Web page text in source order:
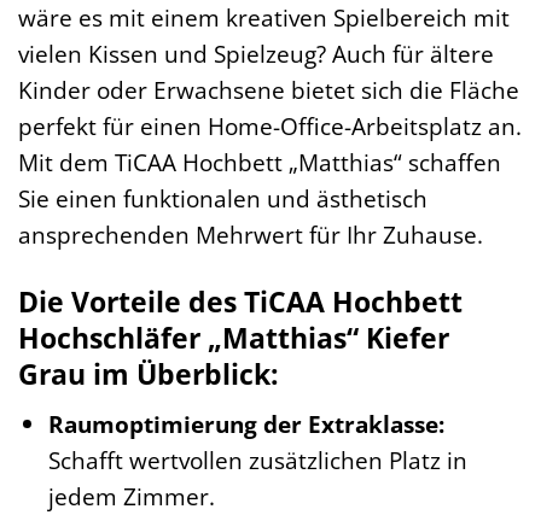
wäre es mit einem kreativen Spielbereich mit
vielen Kissen und Spielzeug? Auch für ältere
Kinder oder Erwachsene bietet sich die Fläche
perfekt für einen Home-Office-Arbeitsplatz an.
Mit dem TiCAA Hochbett „Matthias“ schaffen
Sie einen funktionalen und ästhetisch
ansprechenden Mehrwert für Ihr Zuhause.
Die Vorteile des TiCAA Hochbett
Hochschläfer „Matthias“ Kiefer
Grau im Überblick:
Raumoptimierung der Extraklasse:
Schafft wertvollen zusätzlichen Platz in
jedem Zimmer.